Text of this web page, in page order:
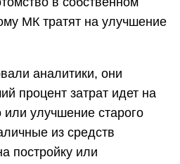
МК тратят на улучшение
аналитики, они
процент затрат идет на
или улучшение старого
из средств
постройку или